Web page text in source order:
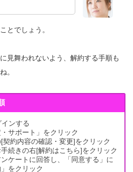
とでしょう。
見舞われないよう、解約する手順も
。
ンする
サポート」をクリック
契約内容の確認・変更]をクリック
続きの右[解約はこちら]をクリック
ケートに回答し、「同意する」に
をクリック